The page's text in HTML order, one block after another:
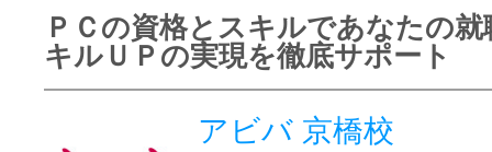
ＰＣの資格とスキルであなたの就
キルＵＰの実現を徹底サポート
アビバ 京橋校